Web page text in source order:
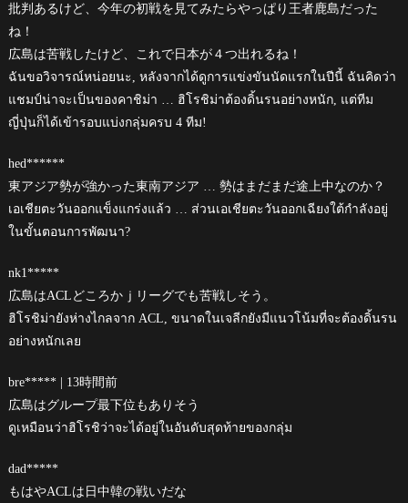
批判あるけど、今年の初戦を見てみたらやっぱり王者鹿島だった
ね！
広島は苦戦したけど、これで日本が４つ出れるね！
ฉันขอวิจารณ์หน่อยนะ, หลังจากได้ดูการแข่งขันนัดแรกในปีนี้ ฉันคิดว่า
แชมป์น่าจะเป็นของคาชิม่า … ฮิโรชิม่าต้องดิ้นรนอย่างหนัก, แต่ทีม
ญี่ปุ่นก็ได้เข้ารอบแบ่งกลุ่มครบ 4 ทีม!
hed******
東アジア勢が強かった東南アジア … 勢はまだまだ途上中なのか？
เอเชียตะวันออกแข็งแกร่งแล้ว … ส่วนเอเชียตะวันออกเฉียงใต้กำลังอยู่
ในขั้นตอนการพัฒนา?
nk1*****
広島はACLどころかｊリーグでも苦戦しそう。
ฮิโรชิม่ายังห่างไกลจาก ACL, ขนาดในเจลีกยังมีแนวโน้มที่จะต้องดิ้นรน
อย่างหนักเลย
bre***** | 13時間前
広島はグループ最下位もありそう
ดูเหมือนว่าฮิโรชิว่าจะได้อยู่ในอันดับสุดท้ายของกลุ่ม
dad*****
もはやACLは日中韓の戦いだな